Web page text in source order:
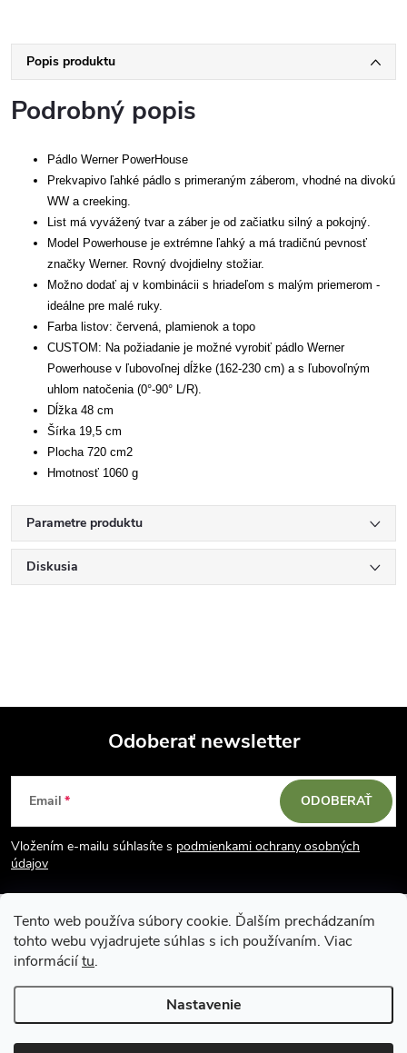
Tento web používa súbory cookie. Ďalším prechádzaním
tohto webu vyjadrujete súhlas s ich používaním. Viac
informáciítu.
Nastavenie
Popis produktu
Podrobný popis
Pádlo Werner PowerHouse
Prekvapivo ľahké pádlo s primeraným záberom, vhodné na divokú
WW a creeking.
List má vyvážený tvar a záber je od začiatku silný a pokojný.
Model Powerhouse je extrémne ľahký a má tradičnú pevnosť
značky Werner. Rovný dvojdielny stožiar.
Možno dodať aj v kombinácii s hriadeľom s malým priemerom -
ideálne pre malé ruky.
Farba listov: červená, plamienok a topo
CUSTOM: Na požiadanie je možné vyrobiť pádlo Werner
Powerhouse v ľubovoľnej dĺžke (162-230 cm) a s ľubovoľným
uhlom natočenia (0°-90° L/R).
Dĺžka 48 cm
Šírka 19,5 cm
Plocha 720 cm2
Hmotnosť 1060 g
Parametre produktu
Diskusia
Z
á
p
ä
Odoberať newsletter
Email
Vložením e-mailu súhlasíte s podmienkami ochrany osobných
údajov
ODOBERAŤ
Copyright 2026Vodácky obchod SUN sport. Všetky práva vyhradené.
Upraviť nastavenie cookies